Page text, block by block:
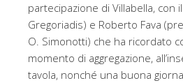
partecipazione di Villabella, con
Gregoriadis) e Roberto Fava
O. Simonotti) che ha ricordato
momento di aggregazione,
tavola, nonché una buona